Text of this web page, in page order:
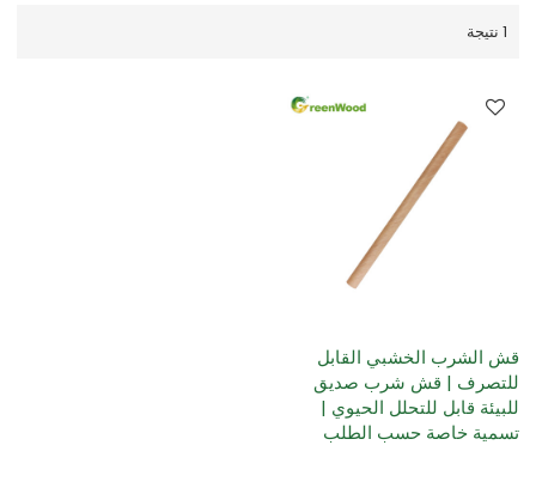
1 نتيجة
قش الشرب الخشبي القابل
للتصرف | قش شرب صديق
للبيئة قابل للتحلل الحيوي |
تسمية خاصة حسب الطلب